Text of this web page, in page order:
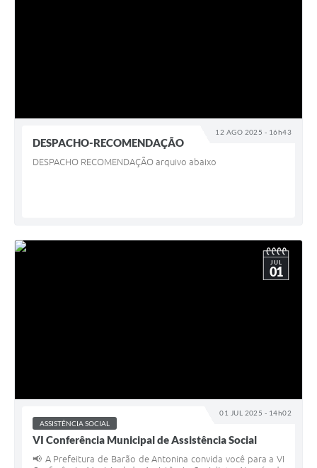
12 AGO 2025 - 16h43
DESPACHO-RECOMENDAÇÃO
DESPACHO RECOMENDAÇÃO arquivo abaixo
01 JUL 2025 - 14h02
JUL
01
ASSISTÊNCIA SOCIAL
VI Conferência Municipal de Assistência Social
📢 A Prefeitura de Barão de Antonina convida você para a VI